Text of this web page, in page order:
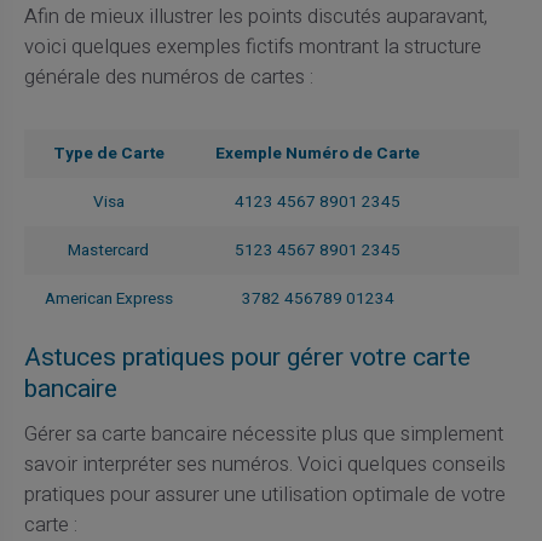
Afin de mieux illustrer les points discutés auparavant,
voici quelques exemples fictifs montrant la structure
générale des numéros de cartes :
Type de Carte
Exemple Numéro de Carte
Visa
4123 4567 8901 2345
Mastercard
5123 4567 8901 2345
American Express
3782 456789 01234
Astuces pratiques pour gérer votre carte
bancaire
Gérer sa carte bancaire nécessite plus que simplement
savoir interpréter ses numéros. Voici quelques conseils
pratiques pour assurer une utilisation optimale de votre
carte :